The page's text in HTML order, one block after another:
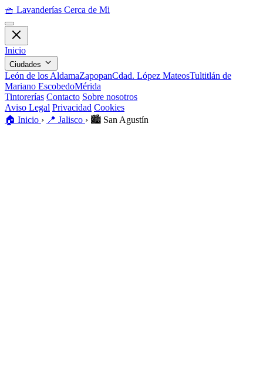
🧺 Lavanderías Cerca de Mi
Inicio
Ciudades
León de los AldamaZapopanCdad. López MateosTultitlán de
Mariano EscobedoMérida
Tintorerías Contacto Sobre nosotros
Aviso Legal Privacidad Cookies
🏠 Inicio › 📍 Jalisco › 🏙️ San Agustín